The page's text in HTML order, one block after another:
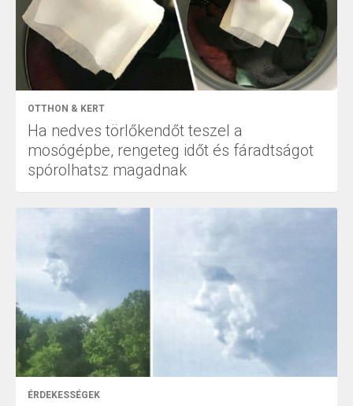
OTTHON & KERT
Ha nedves törlőkendőt teszel a
mosógépbe, rengeteg időt és fáradtságot
spórolhatsz magadnak
ÉRDEKESSÉGEK